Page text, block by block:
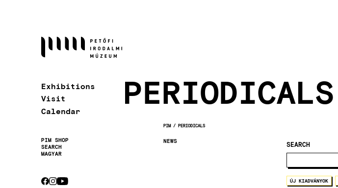
Exhibitions
Visit
Calendar
Secondary
PIM SHOP
SEARCH
MAGYAR
PIM PERIODICALS
NEWS
PERIODICALS
SEARCH
ÚJ KIADVÁNYOK